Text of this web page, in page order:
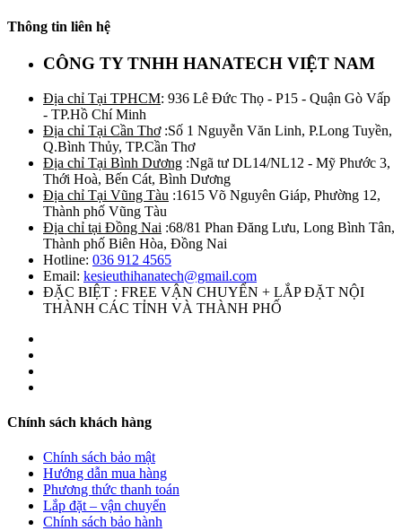
Thông tin liên hệ
CÔNG TY TNHH HANATECH VIỆT NAM
Địa chỉ Tại TPHCM: 936 Lê Đức Thọ - P15 - Quận Gò Vấp
- TP.Hồ Chí Minh
Địa chỉ Tại Cần Thơ:Số 1 Nguyễn Văn Linh, P.Long Tuyền,
Q.Bình Thủy, TP.Cần Thơ
Địa chỉ Tại Bình Dương :Ngã tư DL14/NL12 - Mỹ Phước 3,
Thới Hoà, Bến Cát, Bình Dương
Địa chỉ Tại Vũng Tàu :1615 Võ Nguyên Giáp, Phường 12,
Thành phố Vũng Tàu
Địa chỉ tại Đồng Nai :68/81 Phan Đăng Lưu, Long Bình Tân,
Thành phố Biên Hòa, Đồng Nai
Hotline: 036 912 4565
Email: kesieuthihanatech@gmail.com
ĐẶC BIỆT : FREE VẬN CHUYỂN + LẮP ĐẶT NỘI
THÀNH CÁC TỈNH VÀ THÀNH PHỐ
Chính sách khách hàng
Chính sách bảo mật
Hướng dẫn mua hàng
Phương thức thanh toán
Lắp đặt – vận chuyển
Chính sách bảo hành